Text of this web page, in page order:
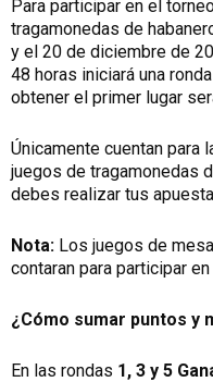
Para participar en el
tragamonedas de
y el 20 de diciembre de
48 horas iniciará una
obtener el primer lugar
Únicamente cuentan para
juegos de tragamonedas
debes realizar tus
Nota: Los juegos de
contaran para participar
¿Cómo sumar puntos y
En las rondas 1, 3 y 5